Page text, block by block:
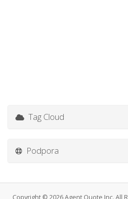
Tag Cloud
Podpora
Copyright © 2026 Agent Quote Inc. All